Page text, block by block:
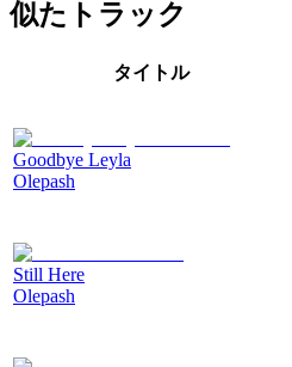
似たトラック
タイトル
Goodbye Leyla
Olepash
Still Here
Olepash